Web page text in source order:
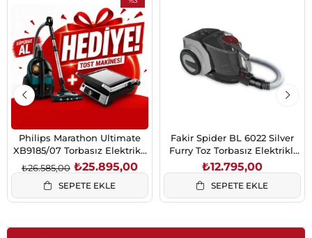
İndirim
%3İndirim
Philips Marathon Ultimate
XB9185/07 Torbasız Elektrikli
Süpürge + HD6301/90 Tost
Makinesi Hediye
₺25.895,00
₺26.585,00
SEPETE EKLE
Fakir Spider BL 6022 Silver
Furry Toz Torbasız Elektrikli
Süpürge 899W
₺12.795,00
SEPETE EKLE